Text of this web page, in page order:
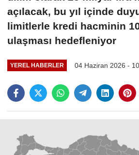
açılacak, bu yıl içinde
limitlerle kredi hacminin
ulaşması hedefleniyor
YEREL HABERLER 04 Haziran 2026 -